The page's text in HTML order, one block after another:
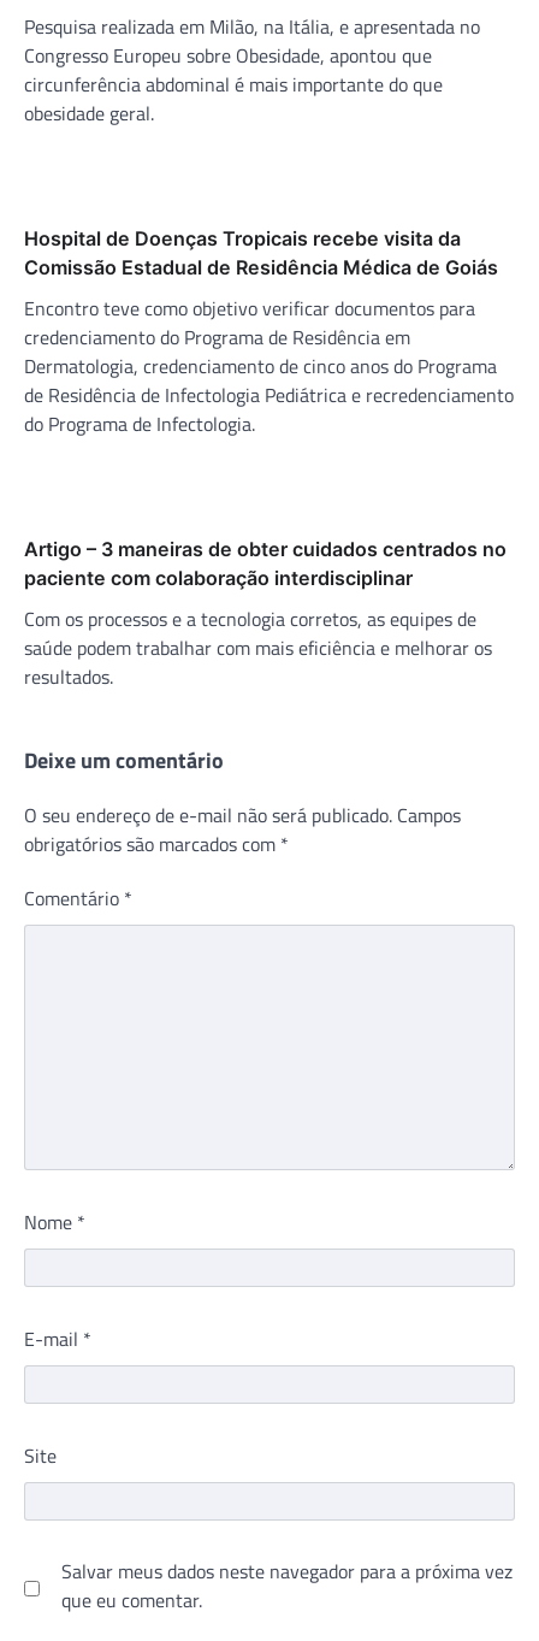
Pesquisa realizada em Milão, na Itália, e apresentada no
Congresso Europeu sobre Obesidade, apontou que
circunferência abdominal é mais importante do que
obesidade geral.
Hospital de Doenças Tropicais recebe visita da
Comissão Estadual de Residência Médica de Goiás
Encontro teve como objetivo verificar documentos para
credenciamento do Programa de Residência em
Dermatologia, credenciamento de cinco anos do Programa
de Residência de Infectologia Pediátrica e recredenciamento
do Programa de Infectologia.
Artigo – 3 maneiras de obter cuidados centrados no
paciente com colaboração interdisciplinar
Com os processos e a tecnologia corretos, as equipes de
saúde podem trabalhar com mais eficiência e melhorar os
resultados.
Deixe um comentário
O seu endereço de e-mail não será publicado. Campos
obrigatórios são marcados com *
Comentário *
Nome *
E-mail *
Site
Salvar meus dados neste navegador para a próxima vez
que eu comentar.